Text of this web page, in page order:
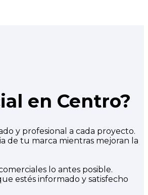
en Centro?
y profesional a cada proyecto.
de tu marca mientras mejoran la
lo antes posible.
estés informado y satisfecho